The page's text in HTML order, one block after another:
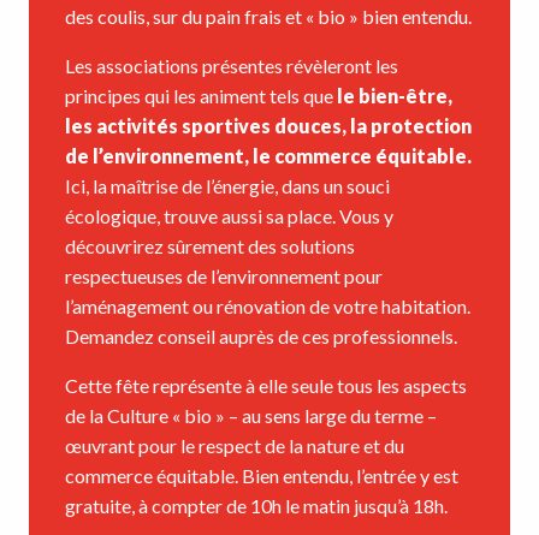
des coulis, sur du pain frais et « bio » bien entendu.
Les associations présentes révèleront les
principes qui les animent tels que le bien-être,
les activités sportives douces, la protection
de l’environnement, le commerce équitable.
Ici, la maîtrise de l’énergie, dans un souci
écologique, trouve aussi sa place. Vous y
découvrirez sûrement des solutions
respectueuses de l’environnement pour
l’aménagement ou rénovation de votre habitation.
Demandez conseil auprès de ces professionnels.
Cette fête représente à elle seule tous les aspects
de la Culture « bio » – au sens large du terme –
œuvrant pour le respect de la nature et du
commerce équitable. Bien entendu, l’entrée y est
gratuite, à compter de 10h le matin jusqu’à 18h.